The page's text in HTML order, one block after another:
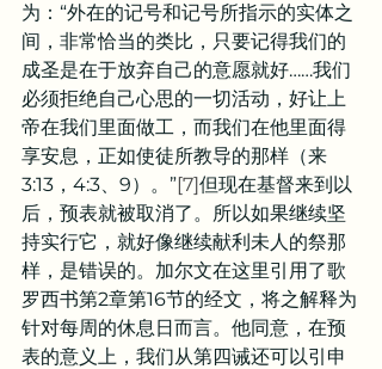
为：“外在的记号和记号所指示的实体之
间，非常恰当的类比，只要记得我们的
成圣是在于放弃自己的意愿就好……我们
必须拒绝自己心思的一切活动，好让上
帝在我们里面做工，而我们在他里面得
享安息，正如使徒所教导的那样（来
3:13，4:3、9）。”[7]但现在基督来到以
后，预表就被取消了。所以如果继续坚
持实行它，就好像继续献利未人的祭那
样，是错误的。加尔文在这里引用了歌
罗西书第2章第16节的经文，将之解释为
针对每周的休息日而言。他同意，在预
表的意义上，我们从第四诫还可以引申